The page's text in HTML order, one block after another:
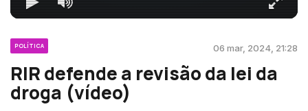
POLÍTICA 06 mar, 2024, 21:28
RIR defende a revisão da lei da
droga (vídeo)